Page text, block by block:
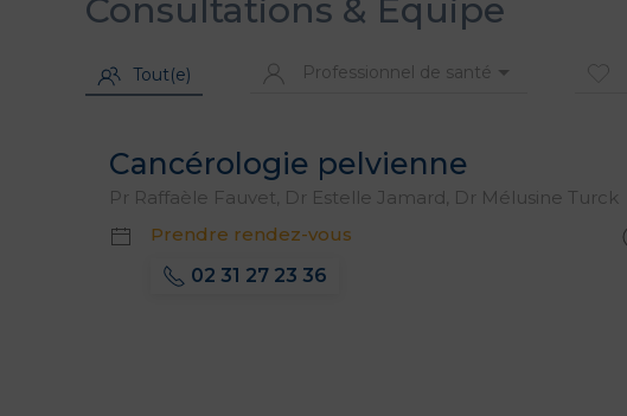
Consultations & Équipe
Tout(e) Professionnel de santé
Cancérologie pelvienne
Pr Raffaèle Fauvet, Dr Estelle Jamard, Dr Mélusine Turck
Prendre rendez-vous
02 31 27 23 36